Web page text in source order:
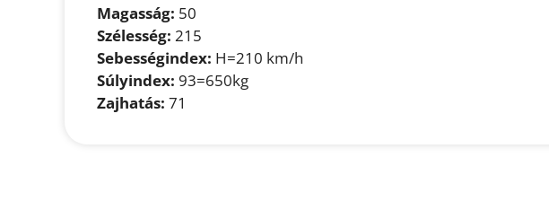
Magasság: 50
Szélesség: 215
Sebességindex: H=210 km/h
Súlyindex: 93=650kg
Zajhatás: 71